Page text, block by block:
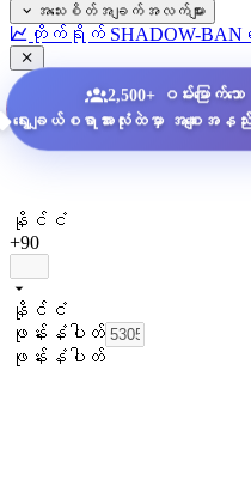
အသေးစိတ်အချက်အလက်များ
တိုက်ရိုက် SHADOW-BAN
2,500+ ဝမ်းမြောက်သေ
ရွေးချယ်စရာအားလုံးထဲမှာ အစျေ
နိုင်ငံ
+90
နိုင်ငံ
ဖုန်းနံပါတ်
ဖုန်းနံပါတ်